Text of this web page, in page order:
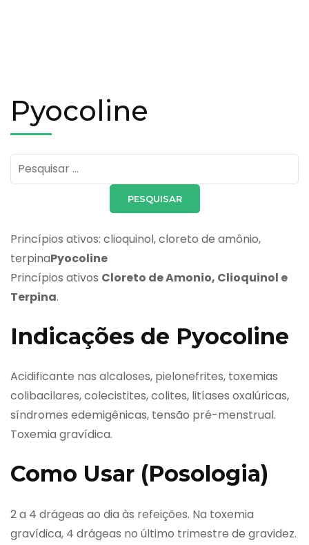
Pyocoline
Pesquisar
por:
Princípios ativos: clioquinol, cloreto de amônio,
terpinaPyocoline
Princípios ativos Cloreto de Amonio, Clioquinol e
Terpina.
Indicações de Pyocoline
Acidificante nas alcaloses, pielonefrites, toxemias
colibacilares, colecistites, colites, litíases oxalúricas,
síndromes edemigênicas, tensão pré-menstrual.
Toxemia gravídica.
Como Usar (Posologia)
2 a 4 drágeas ao dia às refeições. Na toxemia
gravídica, 4 drágeas no último trimestre de gravidez.